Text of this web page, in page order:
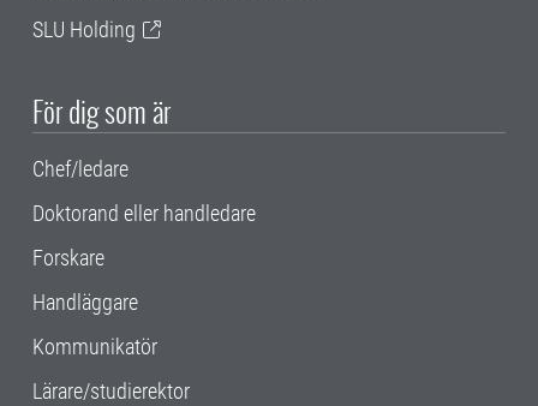
SLU Holding
För dig som är
Chef/ledare
Doktorand eller handledare
Forskare
Handläggare
Kommunikatör
Lärare/studierektor